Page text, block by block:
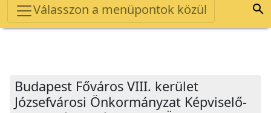
Válasszon a menüpontok közül 
Budapest Főváros VIII. kerület
Józsefvárosi Önkormányzat Képviselő-